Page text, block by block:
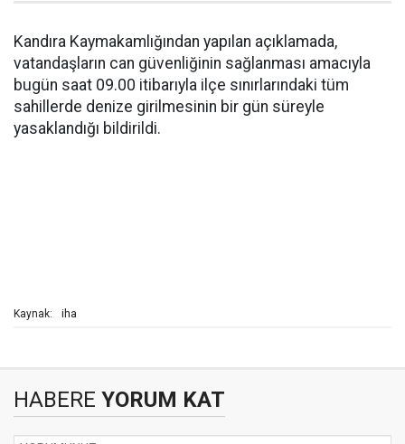
Kandıra Kaymakamlığından yapılan açıklamada,
vatandaşların can güvenliğinin sağlanması amacıyla
bugün saat 09.00 itibarıyla ilçe sınırlarındaki tüm
sahillerde denize girilmesinin bir gün süreyle
yasaklandığı bildirildi.
Kaynak: iha
HABERE YORUM KAT